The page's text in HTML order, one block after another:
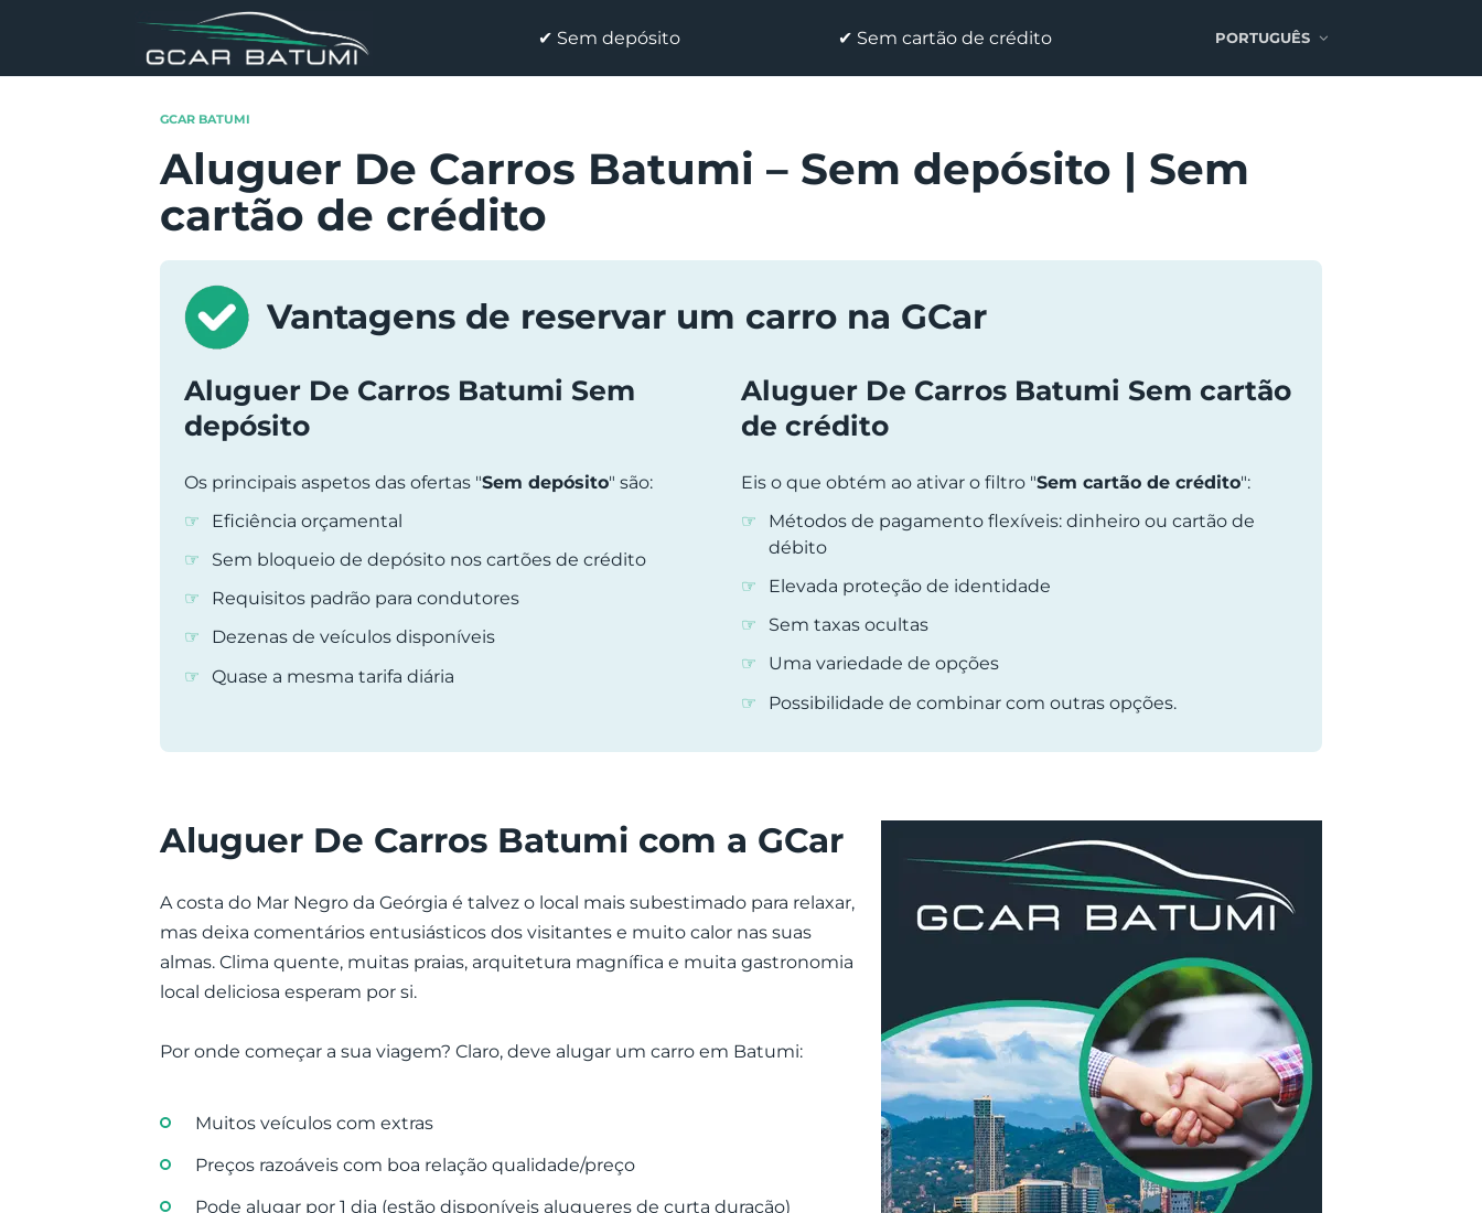
✔ Sem depósito ✔ Sem cartão de crédito PORTUGUÊS
GCAR BATUMI
Aluguer De Carros Batumi – Sem depósito | Sem
cartão de crédito
Vantagens de reservar um carro na GCar
Aluguer De Carros Batumi Sem
depósito
Os principais aspetos das ofertas "Sem depósito" são:
Eficiência orçamental
Sem bloqueio de depósito nos cartões de crédito
Requisitos padrão para condutores
Dezenas de veículos disponíveis
Quase a mesma tarifa diária
Aluguer De Carros Batumi Sem cartão
de crédito
Eis o que obtém ao ativar o filtro "Sem cartão de crédito":
Métodos de pagamento flexíveis: dinheiro ou cartão de
débito
Elevada proteção de identidade
Sem taxas ocultas
Uma variedade de opções
Possibilidade de combinar com outras opções.
Aluguer De Carros Batumi com a GCar
A costa do Mar Negro da Geórgia é talvez o local mais subestimado para relaxar,
mas deixa comentários entusiásticos dos visitantes e muito calor nas suas
almas. Clima quente, muitas praias, arquitetura magnífica e muita gastronomia
local deliciosa esperam por si.
Por onde começar a sua viagem? Claro, deve alugar um carro em Batumi:
Muitos veículos com extras
Preços razoáveis com boa relação qualidade/preço
Pode alugar por 1 dia (estão disponíveis alugueres de curta duração)